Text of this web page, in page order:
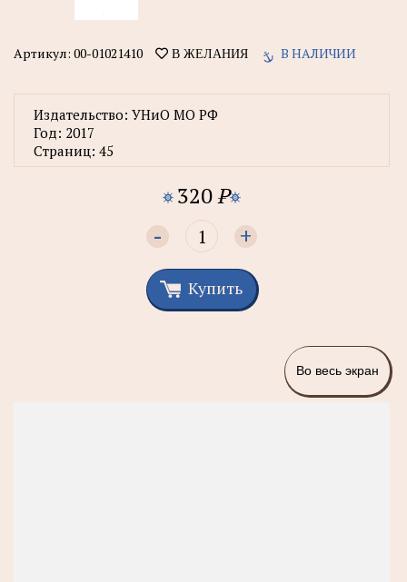
Артикул: 00-01021410 В ЖЕЛАНИЯ В НАЛИЧИИ
Издательство: УНиО МО РФ
Год: 2017
Страниц: 45
320P
- +
Купить
Во весь экран